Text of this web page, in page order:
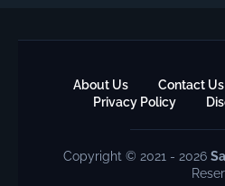
About Us Contact Us
Privacy Policy
Copyright © 2021 - 2026